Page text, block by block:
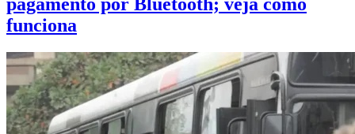
funciona